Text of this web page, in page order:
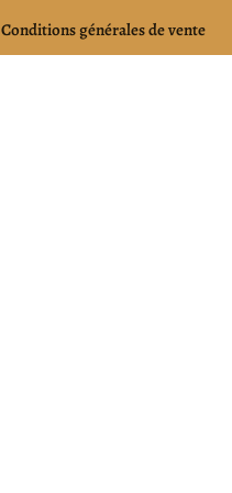
Conditions générales de vente